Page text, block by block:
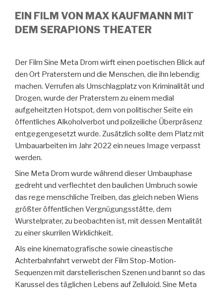
EIN FILM VON MAX KAUFMANN MIT
DEM SERAPIONS THEATER
Der Film Sine Meta Drom wirft einen poetischen Blick auf
den Ort Praterstern und die Menschen, die ihn lebendig
machen. Verrufen als Umschlagplatz von Kriminalität und
Drogen, wurde der Praterstern zu einem medial
aufgeheitzten Hotspot, dem von politischer Seite ein
öffentliches Alkoholverbot und polizeiliche Überpräsenz
entgegengesetzt wurde. Zusätzlich sollte dem Platz mit
Umbauarbeiten im Jahr 2022 ein neues Image verpasst
werden.
Sine Meta Drom wurde während dieser Umbauphase
gedreht und verflechtet den baulichen Umbruch sowie
das rege menschliche Treiben, das gleich neben Wiens
größter öffentlichen Vergnügungsstätte, dem
Wurstelprater, zu beobachten ist, mit dessen Mentalität
zu einer skurrilen Wirklichkeit.
Als eine kinematografische sowie cineastische
Achterbahnfahrt verwebt der Film Stop-Motion-
Sequenzen mit darstellerischen Szenen und bannt so das
Karussel des täglichen Lebens auf Zelluloid. Sine Meta